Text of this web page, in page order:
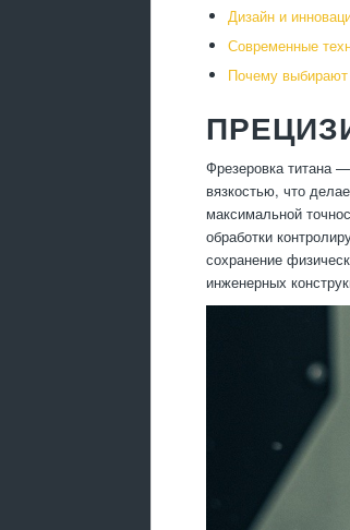
Дизайн и
Современные
Почему
Фрезеровка титана
вязкостью, что
максимальной
обработки
сохранение
инженерных